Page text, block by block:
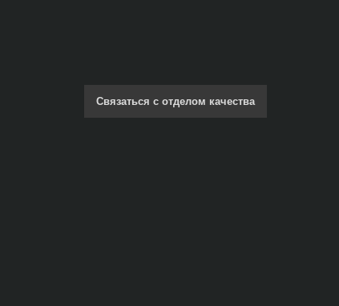
Связаться с отделом качества